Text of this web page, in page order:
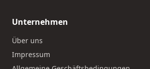
Unternehmen
Über uns
Impressum